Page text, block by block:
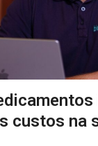
custos na